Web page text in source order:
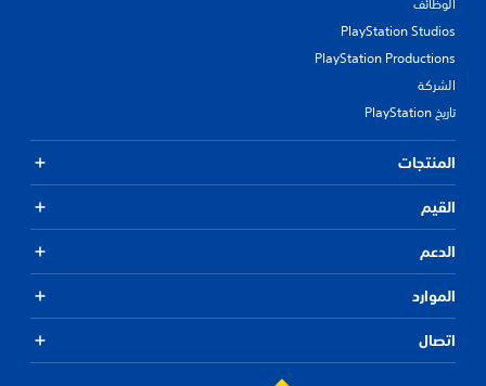
PlayStation Studios
PlayStation Productions
الشركة
تاريخ PlayStation
المنتجات
القيم
الدعم
الموارد
اتصال